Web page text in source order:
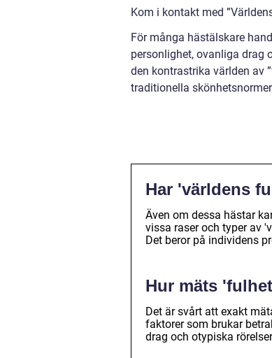
Kom i kontakt med
För många hästälskare
personlighet, ovanliga drag
den kontrastrika världen av
traditionella
Har 'världens
Även om dessa hästar
vissa raser och typer av
Det beror på individens
Hur mäts
Det är svårt att exakt
faktorer som brukar
drag och otypiska